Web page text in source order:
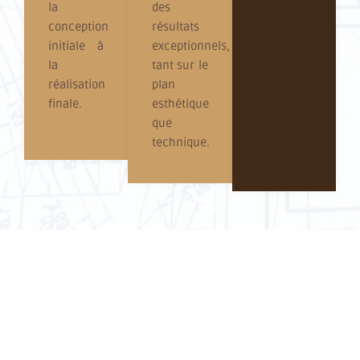
la
conception
initiale à
la
réalisation
finale.
des
résultats
exceptionnels,
tant sur le
plan
esthétique
que
technique.